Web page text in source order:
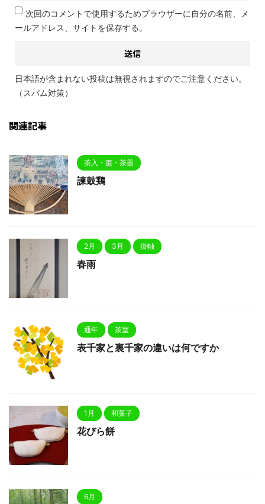
次回のコメントで使用するためブラウザーに自分の名前、メ
ールアドレス、サイトを保存する。
日本語が含まれない投稿は無視されますのでご注意ください。
（スパム対策）
関連記事
茶入・棗・茶器
諫鼓鶏
2月 3月 掛軸
春雨
通年 茶室
表千家と裏千家の違いは何ですか
1月 和菓子
花びら餅
6月